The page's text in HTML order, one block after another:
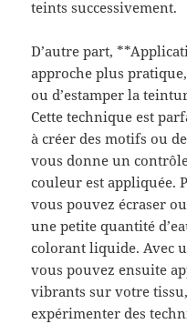
teints successivement.
D’autre part,
approche plus
ou d’estamper la
Cette technique est
à créer des motifs ou
vous donne un
couleur est appliquée.
vous pouvez écraser
une petite quantité
colorant liquide. Avec
vous pouvez ensuite
vibrants sur votre
expérimenter des